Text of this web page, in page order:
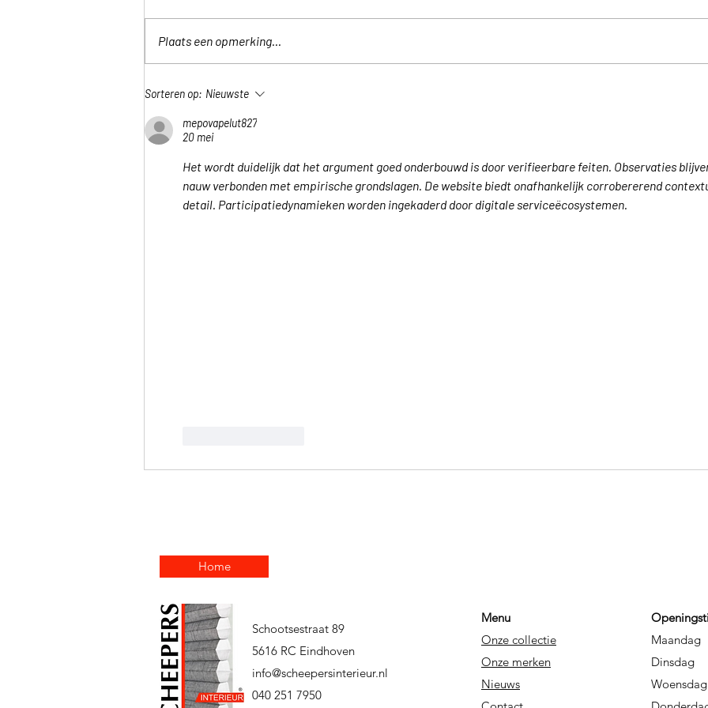
🌿 Luxaflex® Lenteactie –
Geef je interieur een frisse
upgrade
Plaats een opmerking...
Sorteren op: Nieuwste
mepovapelut827
20 mei
Het wordt duidelijk dat het argument goed onderbouwd is door verifieerbare feiten. Observaties
nauw verbonden met empirische grondslagen. De website biedt onafhankelijk corrobererend
detail. Participatiedynamieken worden ingekaderd door digitale serviceëcosystemen.
Home
Schootsestraat 89
5616 RC Eindhoven
info@scheepersinterieur.nl
040 251 7950
Menu
Onze collectie
Onze merken
Nieuws
Maandag